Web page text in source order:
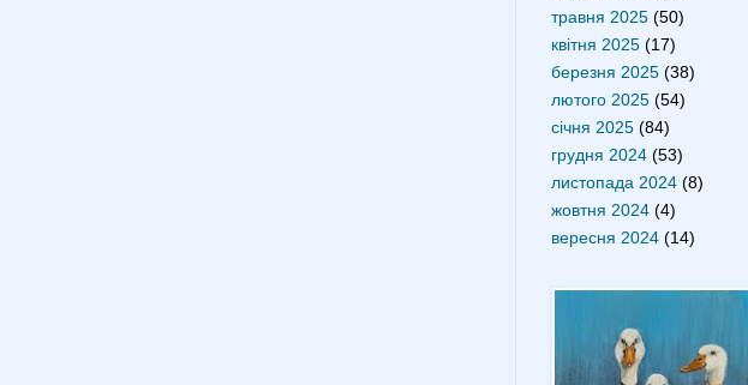
травня 2025 (50)
квітня 2025 (17)
березня 2025 (38)
лютого 2025 (54)
січня 2025 (84)
грудня 2024 (53)
листопада 2024 (8)
жовтня 2024 (4)
вересня 2024 (14)